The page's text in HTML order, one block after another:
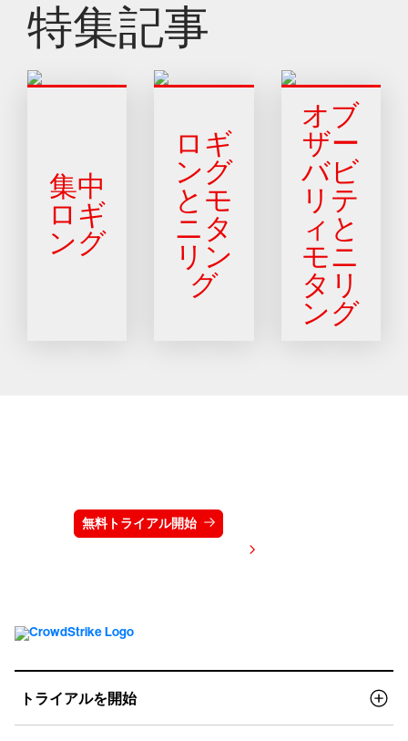
特集記事
集中
ロギ
ング
ロギ
ング
とモ
ニタ
リン
グ
オブ
ザー
バビ
リテ
ィと
モニ
タリ
ング
無料トライアル開始
トライアルを開始